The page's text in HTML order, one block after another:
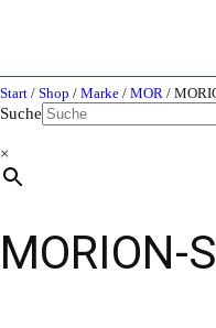
Start / Shop / Marke / MOR /
Suche
×